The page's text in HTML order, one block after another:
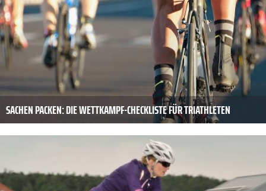
SACHEN PACKEN: DIE WETTKAMPF-CHECKLISTE FÜR TRIATHLETEN